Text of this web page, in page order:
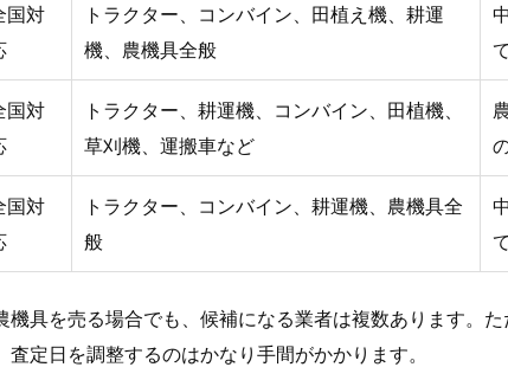
国対
トラクター、コンバイン、田植え機、耕運
機、農機具全般
国対
トラクター、耕運機、コンバイン、田植機、
草刈機、運搬車など
国対
トラクター、コンバイン、耕運機、農機具全
般
機具を売る場合でも、候補になる業者は複数あります。
定日を調整するのはかなり手間がかかります。